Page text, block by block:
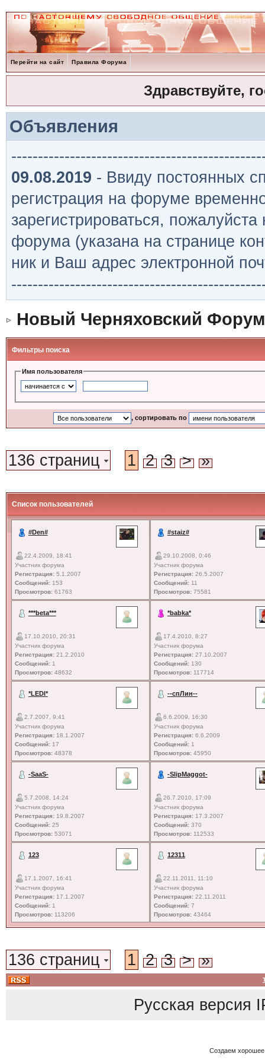
Перейти на сайт Правила Форума
Здравствуйте,
Объявления
09.08.2019 - Ввиду постоянных
регистрация на форуме
зарегистрироваться,
форума (указана на странице
ник и Ваш адрес электронной
Новый Черняховский Форум
Фильтры поиска
Имя пользователя
, сортировать по
136 страниц 1 2 3 > »
Список пользователей
#Den#
22.4.2009, 18:41
Участник форума
Регистрация:5.1.2007
Сообщений:153
Просмотров:61763
#staiz#
29.10.2008, 0:46
Участник форума
Регистрация:26.5.2007
Сообщений:11
Просмотров:75581
***beta***
17.10.2010, 20:31
Участник форума
Регистрация:21.2.2010
Сообщений:1
Просмотров:48632
*babka*
17.4.2010, 8:27
Участник форума
Регистрация:27.10.2007
Сообщений:130
Просмотров:117714
*LEDI*
2.7.2007, 9:41
Участник форума
Регистрация:18.1.2007
Сообщений:17
Просмотров:48378
--спЛин--
6.6.2009, 16:30
Участник форума
Регистрация:6.6.2009
Сообщений:1
Просмотров:45950
-SaaS-
5.7.2008, 14:24
Участник форума
Регистрация:19.8.2007
Сообщений:25
Просмотров:53071
-SlipMaggot-
26.7.2010, 17:09
Участник форума
Регистрация:17.3.2007
Сообщений:370
Просмотров:112533
123
17.1.2007, 16:41
Участник форума
Регистрация:17.1.2007
Сообщений:1
Просмотров:113206
12311
22.11.2011, 11:10
Участник форума
Регистрация:22.11.2011
Сообщений:7
Просмотров:43464
136 страниц 1 2 3 > »
Русская версия
Создаем